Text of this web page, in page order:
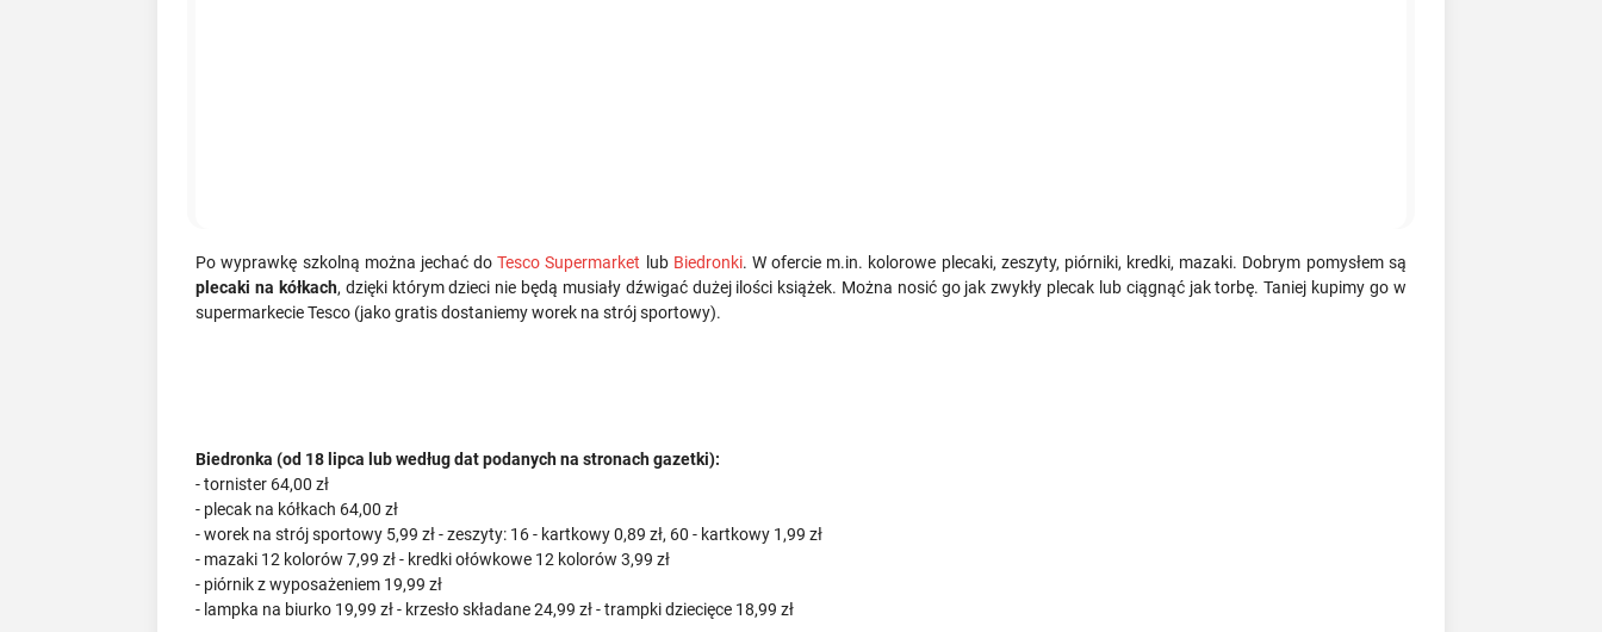
Po wyprawkę szkolną można jechać doTesco Supermarket lub Biedronki. W ofercie m.in. kolorowe plecaki, zeszyty, piórniki, kredki, mazaki. Dobrym pomysłem są
plecaki na kółkach, dzięki którym dzieci nie będą musiały dźwigać dużej ilości książek. Można nosić go jak zwykły plecak lub ciągnąć jak torbę. Taniej kupimy go w
supermarkecie Tesco (jako gratis dostaniemy worek na strój sportowy).
Biedronka (od 18 lipca lub według dat podanych na stronach gazetki):
- tornister 64,00 zł
- plecak na kółkach 64,00 zł
- worek na strój sportowy 5,99 zł - zeszyty: 16 - kartkowy 0,89 zł, 60 - kartkowy 1,99 zł
- mazaki 12 kolorów 7,99 zł - kredki ołówkowe 12 kolorów 3,99 zł
- piórnik z wyposażeniem 19,99 zł
- lampka na biurko 19,99 zł - krzesło składane 24,99 zł - trampki dziecięce 18,99 zł